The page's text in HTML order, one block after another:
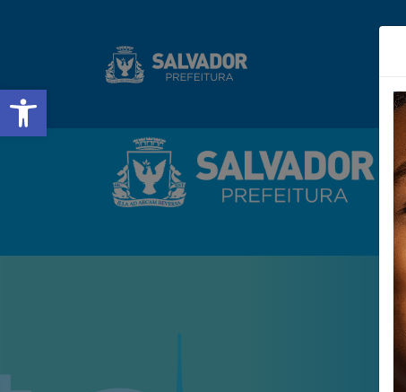
Barra de Ferramentas Aberta